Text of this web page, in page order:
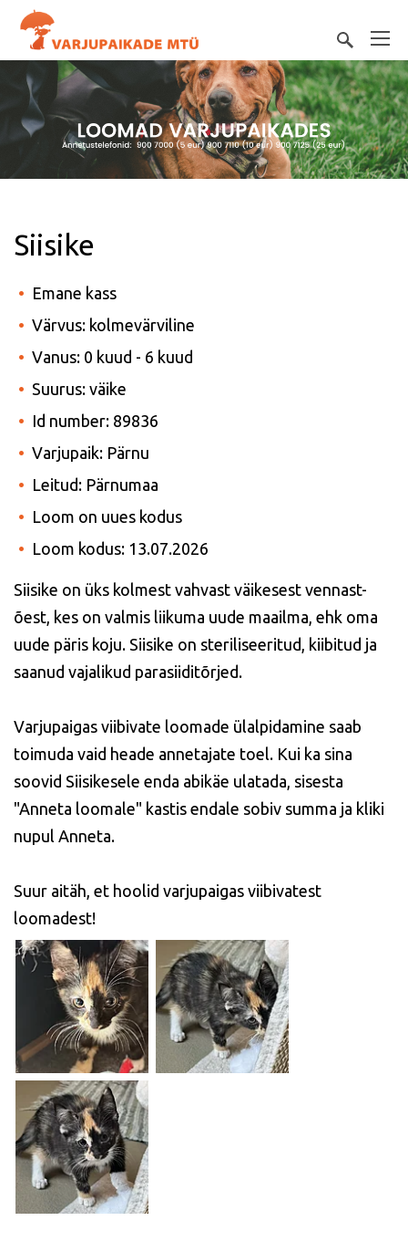
Siisike
Emane kass
Värvus: kolmevärviline
Vanus: 0 kuud - 6 kuud
Suurus: väike
Id number: 89836
Varjupaik: Pärnu
Leitud: Pärnumaa
Loom on uues kodus
Loom kodus: 13.07.2026
Siisike on üks kolmest vahvast väikesest vennast-
õest, kes on valmis liikuma uude maailma, ehk oma
uude päris koju. Siisike on steriliseeritud, kiibitud ja
saanud vajalikud parasiiditõrjed.
Varjupaigas viibivate loomade ülalpidamine saab
toimuda vaid heade annetajate toel. Kui ka sina
soovid Siisikesele enda abikäe ulatada, sisesta
"Anneta loomale" kastis endale sobiv summa ja kliki
nupul Anneta.
Suur aitäh, et hoolid varjupaigas viibivatest
loomadest!